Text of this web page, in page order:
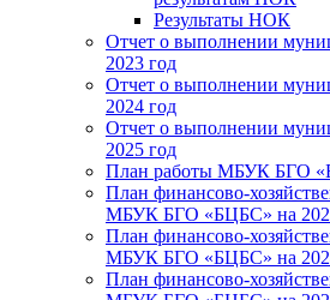
Результаты НОК
Отчет о выполнении
2023 год
Отчет о выполнении
2024 год
Отчет о выполнении
2025 год
План работы МБУК БГО
План финансово-
МБУК БГО «БЦБС» на
План финансово-
МБУК БГО «БЦБС» на
План финансово-